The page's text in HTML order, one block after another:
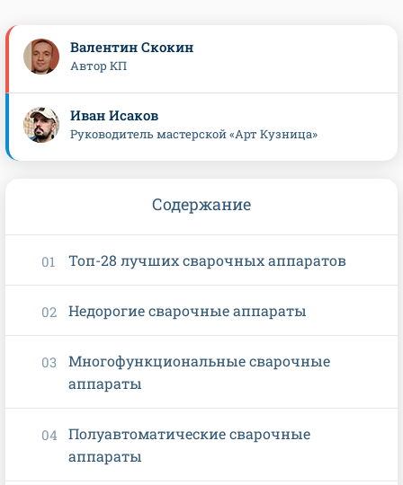
Валентин Скокин
Автор КП
Иван Исаков
Руководитель мастерской «Арт Кузница»
Содержание
Топ-28 лучших сварочных аппаратов
Недорогие сварочные аппараты
Многофункциональные сварочные
аппараты
Полуавтоматические сварочные
аппараты